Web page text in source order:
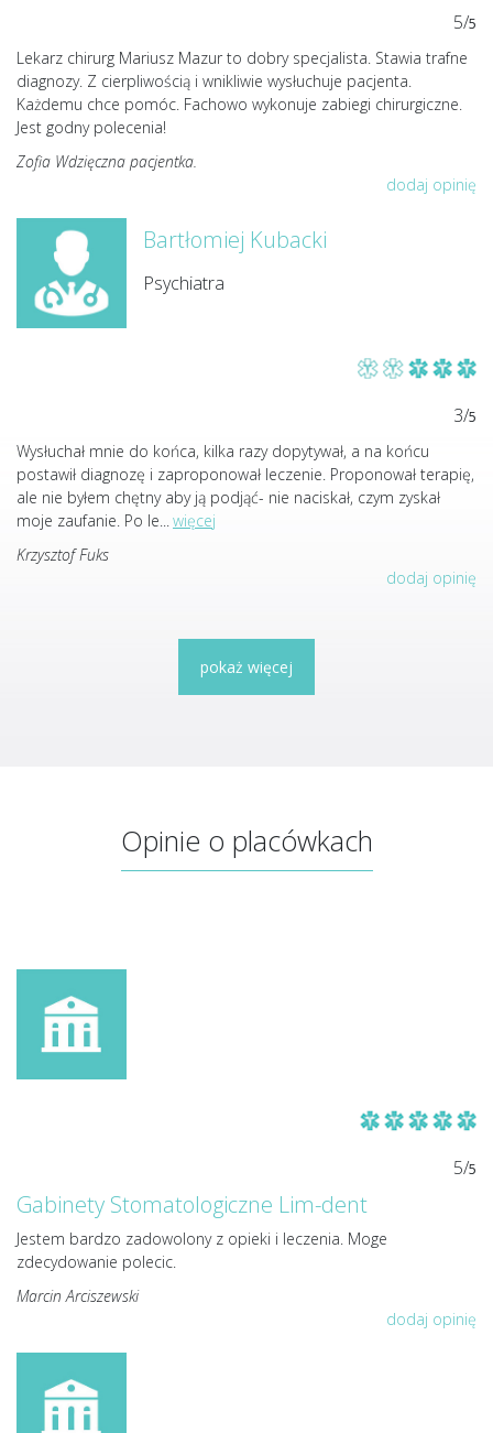
5/5
Lekarz chirurg Mariusz Mazur to dobry specjalista. Stawia trafne
diagnozy. Z cierpliwością i wnikliwie wysłuchuje pacjenta.
Każdemu chce pomóc. Fachowo wykonuje zabiegi chirurgiczne.
Jest godny polecenia!
Zofia Wdzięczna pacjentka.
dodaj opinię
Bartłomiej Kubacki
Psychiatra
3/5
Wysłuchał mnie do końca, kilka razy dopytywał, a na końcu
postawił diagnozę i zaproponował leczenie. Proponował terapię,
ale nie byłem chętny aby ją podjąć- nie naciskał, czym zyskał
moje zaufanie. Po le...więcej
Krzysztof Fuks
dodaj opinię
pokaż więcej
Opinie o placówkach
5/5
Gabinety Stomatologiczne Lim-dent
Jestem bardzo zadowolony z opieki i leczenia. Moge
zdecydowanie polecic.
Marcin Arciszewski
dodaj opinię